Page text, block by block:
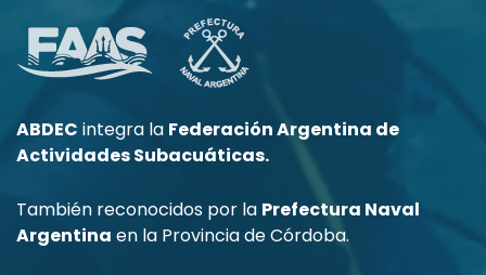
ABDEC integra la Federación Argentina de
Actividades Subacuáticas.
También reconocidos por la Prefectura Naval
Argentina en la Provincia de Córdoba.